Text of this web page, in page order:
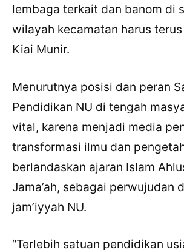
lembaga terkait dan banom di
wilayah kecamatan harus terus
Kiai Munir.
Menurutnya posisi dan peran
Pendidikan NU di tengah
vital, karena menjadi media
transformasi ilmu dan
berlandaskan ajaran Islam
Jama’ah, sebagai perwujudan
jam’iyyah NU.
“Terlebih satuan pendidikan